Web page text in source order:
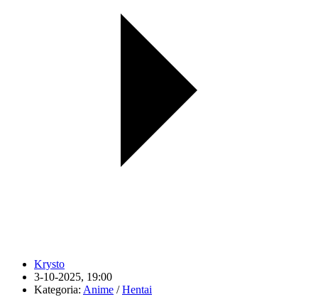
Krysto
3-10-2025, 19:00
Kategoria: Anime /Hentai